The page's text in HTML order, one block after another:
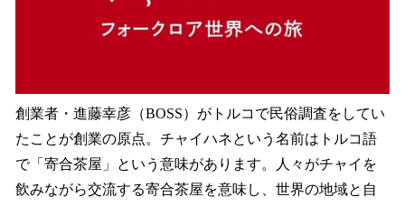
創業者・進藤幸彦（BOSS）がトルコで民俗調査をしてい
たことが創業の原点。チャイハネという名前はトルコ語
で「寄合茶屋」という意味があります。人々がチャイを
飲みながら交流する寄合茶屋を意味し、世界の地域と自